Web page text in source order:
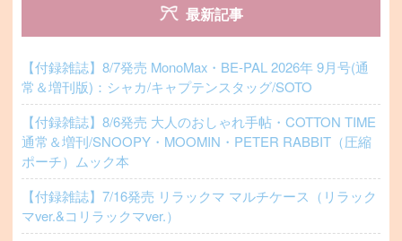
最新記事
【付録雑誌】8/7発売 MonoMax・BE-PAL 2026年 9月号(通
常＆増刊版)：シャカ/キャプテンスタッグ/SOTO
【付録雑誌】8/6発売 大人のおしゃれ手帖・COTTON TIME
通常＆増刊/SNOOPY・MOOMIN・PETER RABBIT（圧縮
ポーチ）ムック本
【付録雑誌】7/16発売 リラックマ マルチケース（リラック
マver.&コリラックマver.）